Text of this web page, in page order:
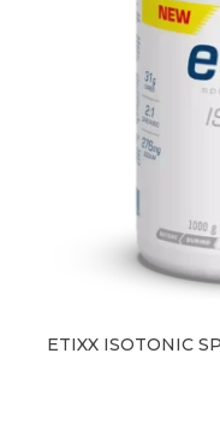
ETIXX ISOTONIC